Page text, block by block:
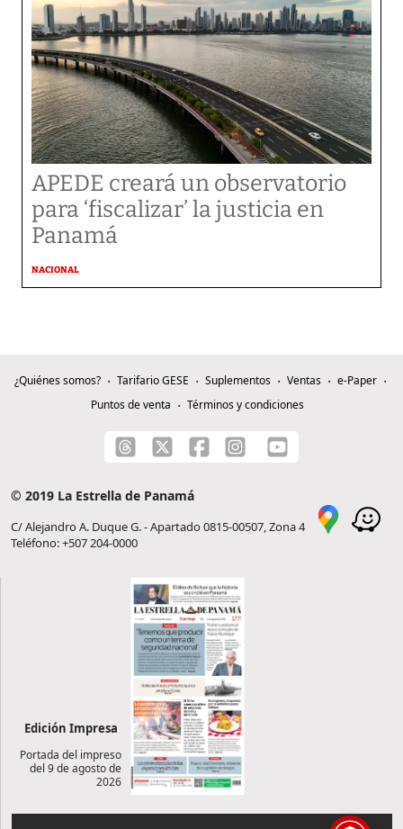
APEDE creará un observatorio
para ‘fiscalizar’ la justicia en
Panamá
NACIONAL
¿Quiénes somos? Tarifario GESE Suplementos Ventas
e-Paper
Puntos de venta
Términos y condiciones
© 2019 La Estrella de Panamá
C/ Alejandro A. Duque G. - Apartado 0815-00507, Zona 4
Teléfono: +507 204-0000
Edición Impresa
Portada del impreso
del 9 de agosto de
2026